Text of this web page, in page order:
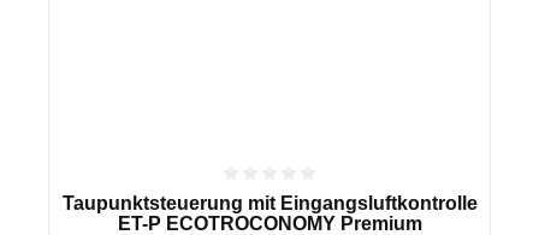
Taupunktsteuerung mit Eingangsluftkontrolle
ET-P ECOTROCONOMY Premium